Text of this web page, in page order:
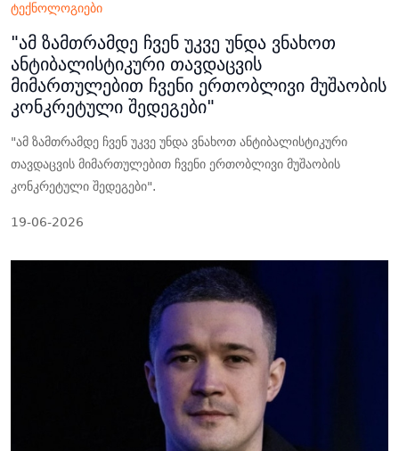
ტექნოლოგიები
"ამ ზამთრამდე ჩვენ უკვე უნდა ვნახოთ
ანტიბალისტიკური თავდაცვის
მიმართულებით ჩვენი ერთობლივი მუშაობის
კონკრეტული შედეგები"
"ამ ზამთრამდე ჩვენ უკვე უნდა ვნახოთ ანტიბალისტიკური
თავდაცვის მიმართულებით ჩვენი ერთობლივი მუშაობის
კონკრეტული შედეგები".
19-06-2026